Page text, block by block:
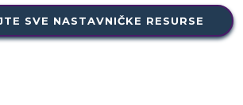
SVE NASTAVNIČKE RESURSE